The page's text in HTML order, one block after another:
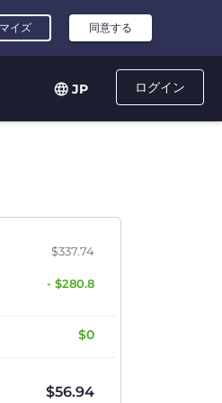
ログイン
JP
$337.74
- $280.8
$0
$56.94